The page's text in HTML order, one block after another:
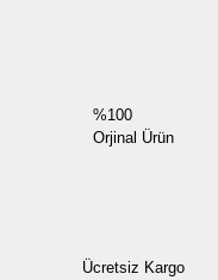
%100
Orjinal Ürün
Ücretsiz Kargo